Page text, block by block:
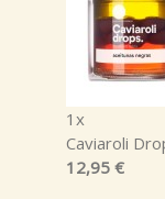
1x
Caviaroli
12,95 €